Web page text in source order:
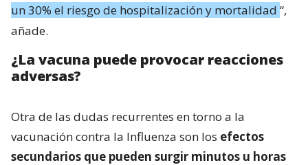
un 30% el riesgo de hospitalización y mortalidad “,
añade.
¿La vacuna puede provocar reacciones
adversas?
Otra de las dudas recurrentes en torno a la
vacunación contra la Influenza son los efectos
secundarios que pueden surgir minutos u horas